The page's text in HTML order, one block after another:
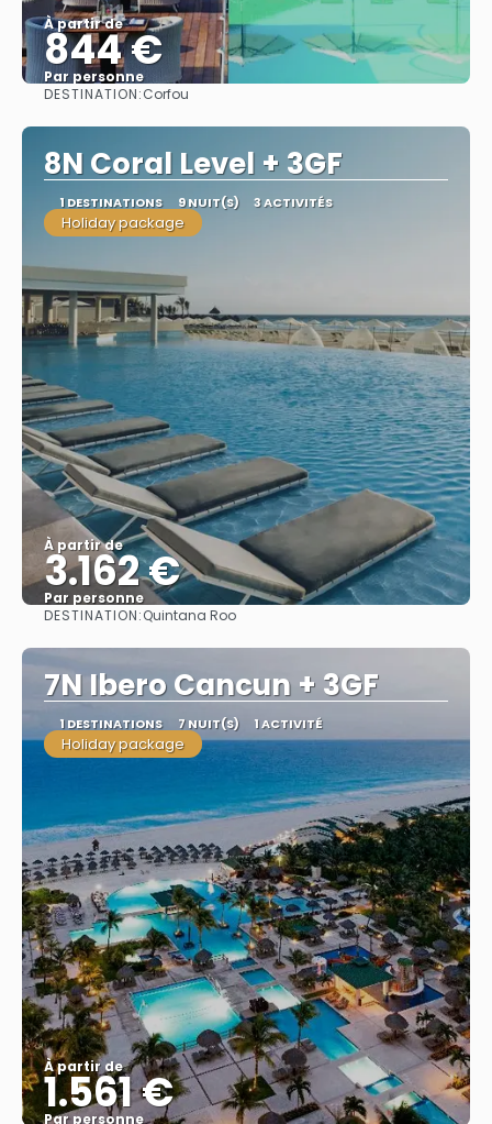
À partir de
844 €
Par personne
DESTINATION:Corfou
8N Coral Level + 3GF
1 DESTINATIONS 9 NUIT(S) 3 ACTIVITÉS
Holiday package
À partir de
3.162 €
Par personne
Afficher
DESTINATION:Quintana Roo
7N Ibero Cancun + 3GF
1 DESTINATIONS 7 NUIT(S) 1 ACTIVITÉ
Holiday package
À partir de
1.561 €
Par personne